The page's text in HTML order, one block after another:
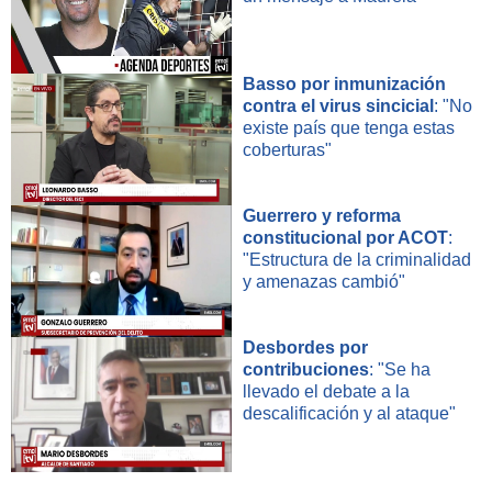
Basso por inmunización
contra el virus sincicial : "No
existe país que tenga estas
coberturas"
Guerrero y reforma
constitucional por ACOT:
"Estructura de la criminalidad
y amenazas cambió"
Desbordes por
contribuciones: "Se ha
llevado el debate a la
descalificación y al ataque"